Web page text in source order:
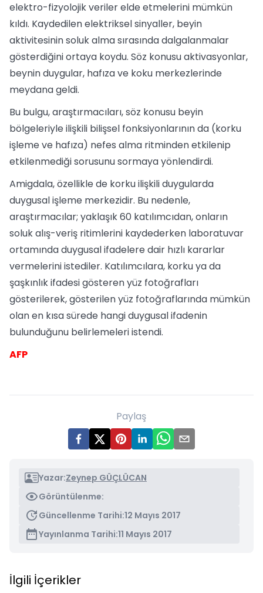
elektro-fizyolojik veriler elde etmelerini mümkün
kıldı. Kaydedilen elektriksel sinyaller, beyin
aktivitesinin soluk alma sırasında dalgalanmalar
gösterdiğini ortaya koydu. Söz konusu aktivasyonlar,
beynin duygular, hafıza ve koku merkezlerinde
meydana geldi.
Bu bulgu, araştırmacıları, söz konusu beyin
bölgeleriyle ilişkili bilişsel fonksiyonlarının da (korku
işleme ve hafıza) nefes alma ritminden etkilenip
etkilenmediği sorusunu sormaya yönlendirdi.
Amigdala, özellikle de korku ilişkili duygularda
duygusal işleme merkezidir. Bu nedenle,
araştırmacılar; yaklaşık 60 katılımcıdan, onların
soluk alış-veriş ritimlerini kaydederken laboratuvar
ortamında duygusal ifadelere dair hızlı kararlar
vermelerini istediler. Katılımcılara, korku ya da
şaşkınlık ifadesi gösteren yüz fotoğrafları
gösterilerek, gösterilen yüz fotoğraflarında mümkün
olan en kısa sürede hangi duygusal ifadenin
bulunduğunu belirlemeleri istendi.
AFP
Paylaş
Yazar:Zeynep GÜÇLÜCAN
Görüntülenme:
Güncellenme Tarihi:12 Mayıs 2017
Yayınlanma Tarihi:11 Mayıs 2017
İlgili İçerikler